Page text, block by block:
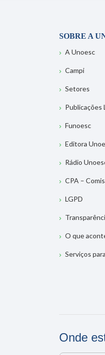
SOBRE A
A Unoesc
Campi
Setores
Publicações
Funoesc
Editora
Rádio
CPA –
LGPD
O que
Serviços
Onde